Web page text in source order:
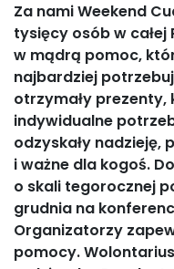
Za nami Weekend
tysięcy osób w całej
w mądrą pomoc,
najbardziej
otrzymały prezenty,
indywidualne
odzyskały nadzieję,
i ważne dla kogoś.
o skali tegorocznej
grudnia na
Organizatorzy
pomocy.